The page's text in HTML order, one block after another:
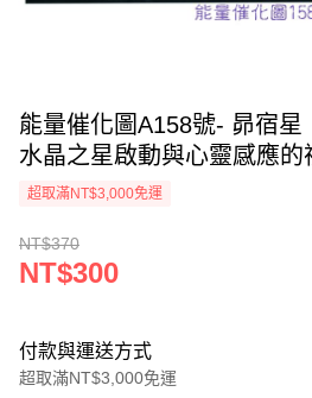
能量催化圖A158號- 昴宿星
水晶之星啟動與心靈感應的
超取滿NT$3,000免運
NT$370
NT$300
付款與運送方式
超取滿NT$3,000免運